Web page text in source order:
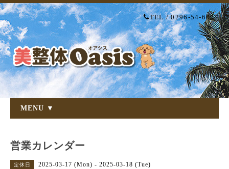
TEL / 0296-54-6007
MENU ▼
営業カレンダー
定休日 2025-03-17 (Mon) - 2025-03-18 (Tue)